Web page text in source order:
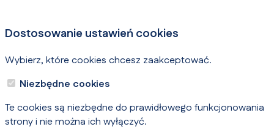
Dostosowanie ustawień cookies
Wybierz, które cookies chcesz zaakceptować.
Niezbędne cookies
Te cookies są niezbędne do prawidłowego funkcjonowania
strony i nie można ich wyłączyć.